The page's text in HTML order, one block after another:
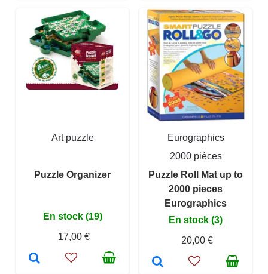
Art puzzle
Puzzle Organizer
En stock (19)
17,00 €
Eurographics
2000 pièces
Puzzle Roll Mat up to
2000 pieces
Eurographics
En stock (3)
20,00 €